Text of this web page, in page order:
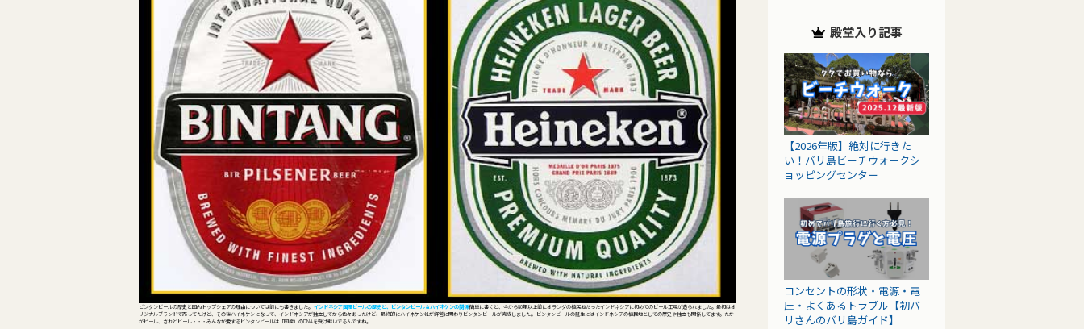
ビンタンビールの歴史と国内トップシェアの理由については前にも書きました。 インドネシア国産ビールの歴史と、ビンタンビール＆ハイネケンの関係簡単に書くと、今から80年以上前にオランダの植民地だったインドネシアに初めてのビール工場が造られました。最初はオ
リジナルブランドで売ってたけど、その後ハイネケンになって、インドネシアが独立してから色々あったけど、最終的にハイネケン社が経営に関わりビンタンビールが完成しました。 ビンタンビールの誕生にはインドネシアの植民地としての歴史や独立も関係してます。たか
がビール、されどビール・・・みんなが愛するビンタンビールは「国産」のDNAを受け継いでるんですね。
殿堂入り記事
【2026年版】絶対に行きた
い！バリ島ビーチウォークシ
ョッピングセンター
コンセントの形状・電源・電
圧・よくあるトラブル【初バ
リさんのバリ島ガイド】